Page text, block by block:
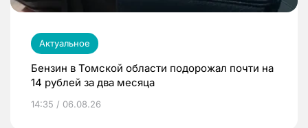
Актуальное
Бензин в Томской области подорожал почти на
14 рублей за два месяца
14:35 / 06.08.26